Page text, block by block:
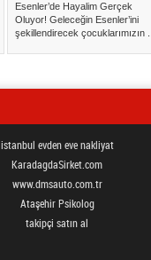
Esenler’de Hayalim Gerçek
Oluyor! Geleceğin Esenler’ini
şekillendirecek çocuklarımızın ...
istanbul evden eve nakliyat
KaradagdaSirket.com
www.dmsauto.com.tr
Ataşehir Psikolog
takipçi satın al